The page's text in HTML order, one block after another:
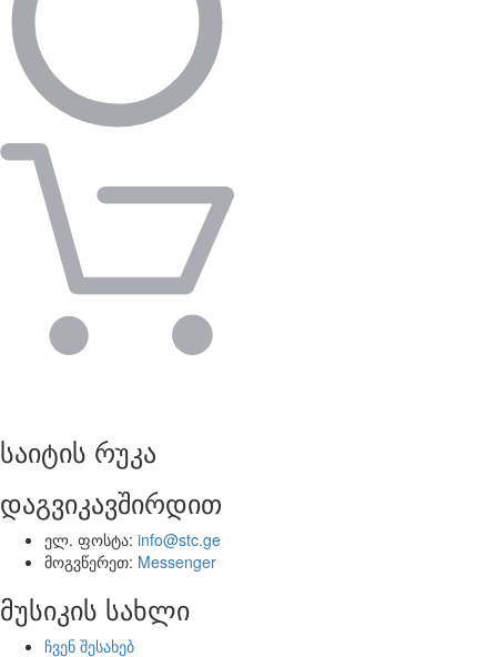
საიტის რუკა
დაგვიკავშირდით
ელ. ფოსტა: info@stc.ge
მოგვწერეთ: Messenger
მუსიკის სახლი
ჩვენ შესახებ